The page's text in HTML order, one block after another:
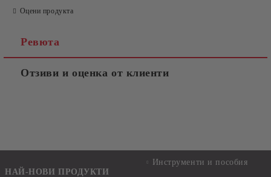
Оцени продукта
Ревюта
Отзиви и оценка от клиенти
НАЙ-НОВИ ПРОДУКТИ
Инструменти и пособия